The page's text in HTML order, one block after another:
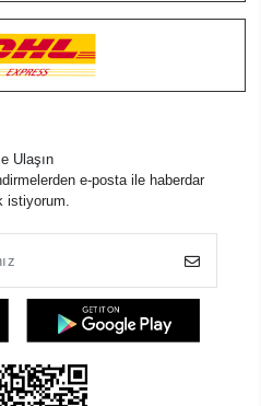
Ulaşın
e-posta ile haberdar
istiyorum.